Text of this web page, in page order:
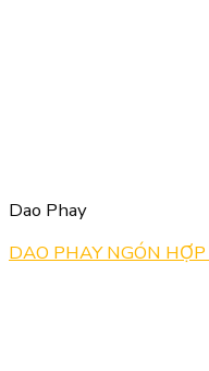
Dao Phay
DAO PHAY NGÓN